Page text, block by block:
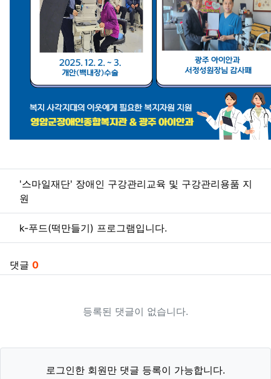
관련자료
'스마일재단' 장애인 구강관리교육 및 구강관리용품 지
원
k-푸드(떡만들기) 프로그램입니다.
댓글 0
등록된 댓글이 없습니다.
로그인한 회원만 댓글 등록이 가능합니다.